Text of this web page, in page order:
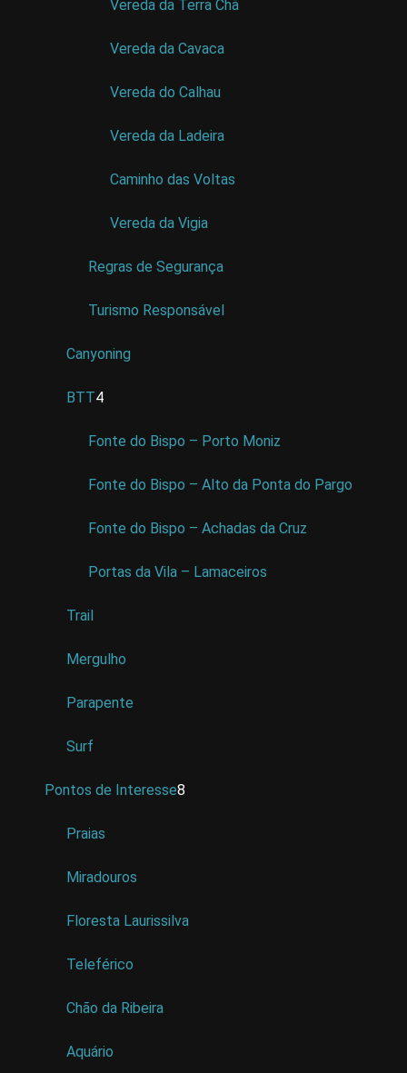
Vereda da Terra Chã
Vereda da Cavaca
Vereda do Calhau
Vereda da Ladeira
Caminho das Voltas
Vereda da Vigia
Regras de Segurança
Turismo Responsável
Canyoning
BTT4
Fonte do Bispo – Porto Moniz
Fonte do Bispo – Alto da Ponta do Pargo
Fonte do Bispo – Achadas da Cruz
Portas da Vila – Lamaceiros
Trail
Mergulho
Parapente
Surf
Pontos de Interesse8
Praias
Miradouros
Floresta Laurissilva
Teleférico
Chão da Ribeira
Aquário